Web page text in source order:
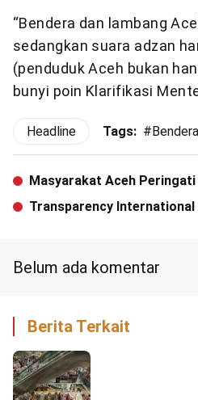
“Bendera dan lambang
sedangkan suara adzan
(penduduk Aceh bukan
bunyi poin Klarifikasi
Headline Tags: #
Masyarakat Aceh Peringati
Simpang KKA
Transparency International
Belum ada komentar
Berita Terkait